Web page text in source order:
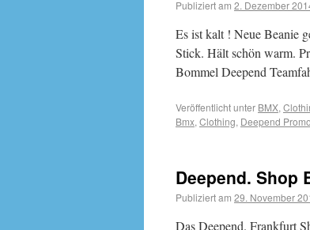
Publiziert am 2. Dezember
Es ist kalt ! Neue Beanie
Stick. Hält schön warm.
Bommel Deepend
Veröffentlicht unter BMX,
Bmx, Clothing, Deepend Promo
Deepend. Shop
Publiziert am 29. November
Das Deepend. Frankfurt